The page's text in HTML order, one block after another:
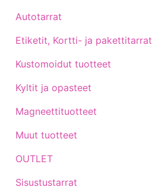
Autotarrat
Etiketit, Kortti- ja pakettitarrat
Kustomoidut tuotteet
Kyltit ja opasteet
Magneettituotteet
Muut tuotteet
OUTLET
Sisustustarrat